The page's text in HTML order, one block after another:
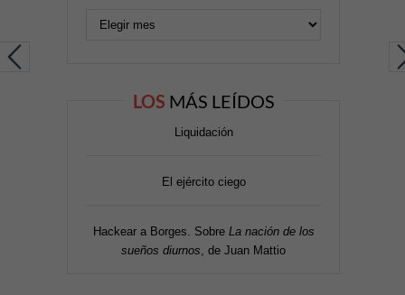
LOS MÁS LEÍDOS
Liquidación
El ejército ciego
Hackear a Borges. Sobre La nación de los
sueños diurnos , de Juan Mattio